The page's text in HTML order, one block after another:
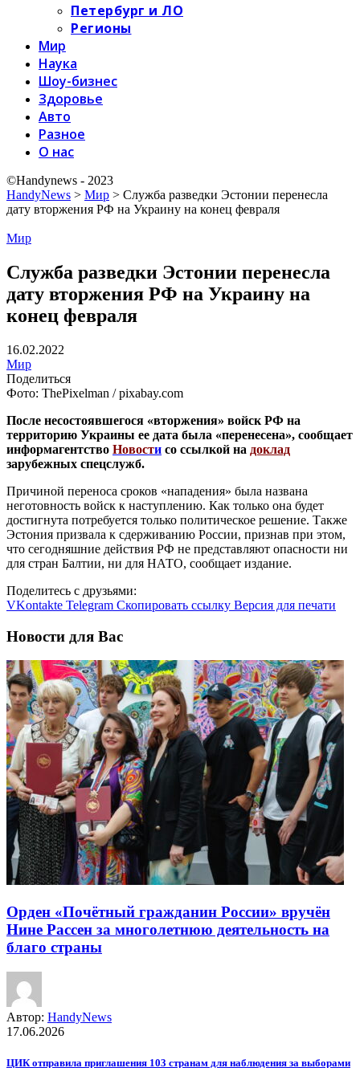
Петербург и ЛО
Регионы
Мир
Наука
Шоу-бизнес
Здоровье
Авто
Разное
О нас
©Handynews - 2023
HandyNews > Мир > Служба разведки Эстонии перенесла
дату вторжения РФ на Украину на конец февраля
Мир
Служба разведки Эстонии перенесла
дату вторжения РФ на Украину на
конец февраля
16.02.2022
Мир
Поделиться
Фото: ThePixelman / pixabay.com
После несостоявшегося «вторжения» войск РФ на
территорию Украины ее дата была «перенесена», сообщает
информагентство Новости со ссылкой на доклад
зарубежных спецслужб.
Причиной переноса сроков «нападения» была названа
неготовность войск к наступлению. Как только она будет
достигнута потребуется только политическое решение. Также
Эстония призвала к сдерживанию России, признав при этом,
что сегодняшние действия РФ не представляют опасности ни
для стран Балтии, ни для НАТО, сообщает издание.
Поделитесь с друзьями:
VKontakte Telegram Скопировать ссылку Версия для печати
Новости для Вас
Орден «Почётный гражданин России» вручён
Нине Рассен за многолетнюю деятельность на
благо страны
Автор: HandyNews
17.06.2026
ЦИК отправила приглашения 103 странам для наблюдения за выборами